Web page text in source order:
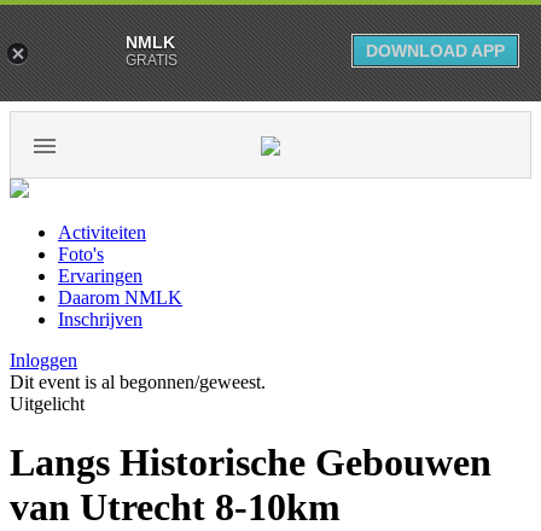
Activiteiten
Foto's
Ervaringen
Daarom NMLK
Inschrijven
Inloggen
Dit event is al begonnen/geweest.
Uitgelicht
Langs Historische Gebouwen
van Utrecht 8-10km
NMLK
GRATIS DOWNLOAD APP